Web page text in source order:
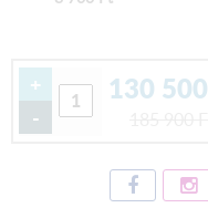
+
-
130 500